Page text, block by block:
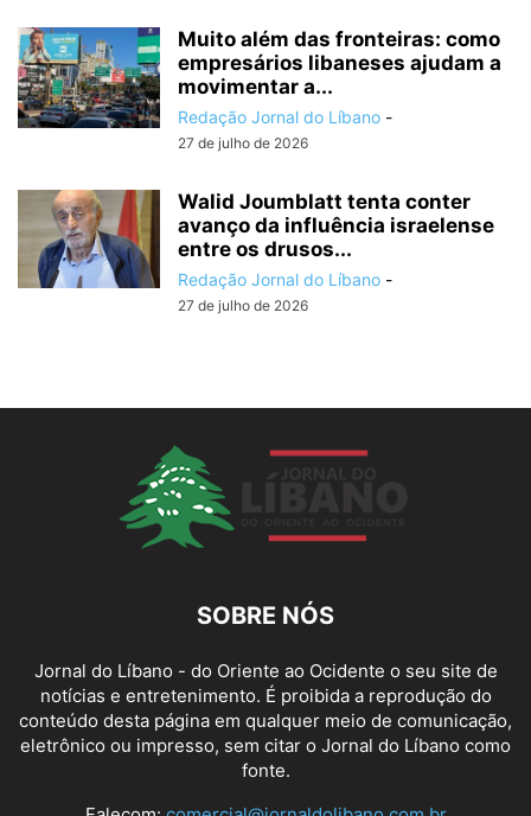
Muito além das fronteiras: como
empresários libaneses ajudam a
movimentar a...
Redação Jornal do Líbano -
27 de julho de 2026
Walid Joumblatt tenta conter
avanço da influência israelense
entre os drusos...
Redação Jornal do Líbano -
27 de julho de 2026
SOBRE NÓS
Jornal do Líbano - do Oriente ao Ocidente o seu site de
notícias e entretenimento. É proibida a reprodução do
conteúdo desta página em qualquer meio de comunicação,
eletrônico ou impresso, sem citar o Jornal do Líbano como
fonte.